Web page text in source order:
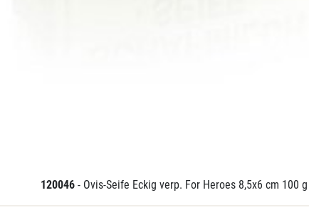
120046 - Ovis-Seife Eckig verp. For Heroes 8,5x6 cm 100 g